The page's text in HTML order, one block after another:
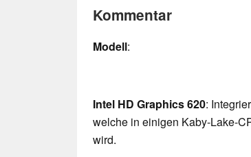
Kommentar
Modell:
Intel HD Graphics 620:
welche in einigen Kaby-Lake-
wird.